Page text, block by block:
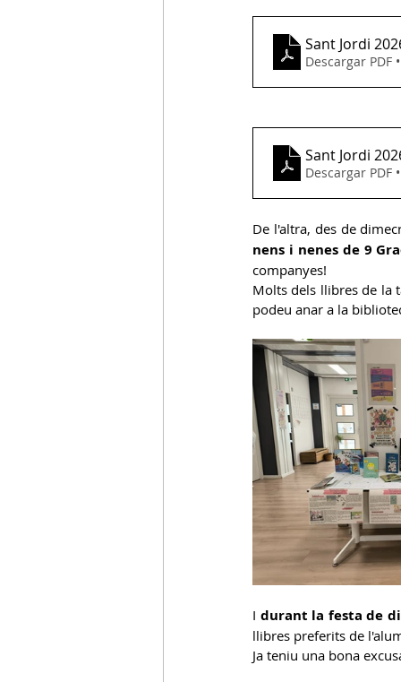
Sant Jordi
Descargar PDF
Sant Jordi
Descargar PDF
De l'altra, des de
nens i nenes de 9
companyes!
Molts dels llibres de la
podeu anar a la
I durant la festa de
llibres preferits de
Ja teniu una bona